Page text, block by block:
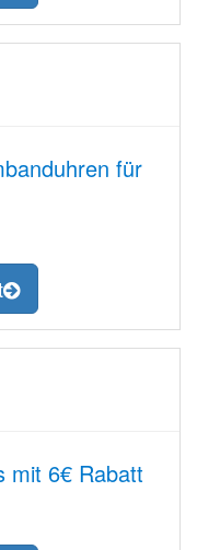
für
mit 6€ Rabatt